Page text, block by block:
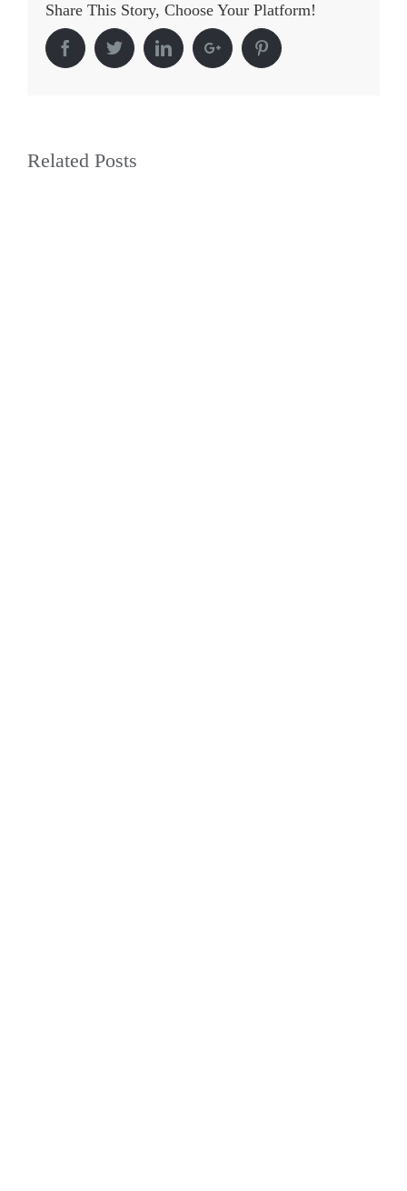
Share This Story, Choose Your Platform!
FacebookTwitterLinkedinGoogle+ Pinterest
Related Posts